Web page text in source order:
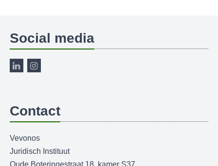
Social media
Contact
Vevonos
Juridisch Instituut
Oude Boteringestraat 18, kamer S37